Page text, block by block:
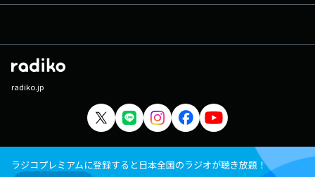
radiko.jp
ラジコプレミアムに登録すると日本全国のラジオが聴き放題！